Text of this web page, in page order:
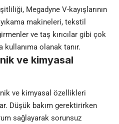
Megadyne V-kayışlarının
makineleri, tekstil
ve taş kırıcılar gibi çok
olanak tanır.
ve kimyasal
ve kimyasal özellikleri
Düşük bakım gerektirirken
sağlayarak sorunsuz